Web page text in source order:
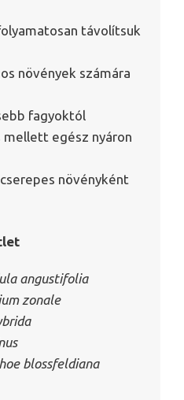
távolítsuk
növények számára
fagyoktól
mellett egész nyáron
növényként
angustifolia
zonale
blossfeldiana